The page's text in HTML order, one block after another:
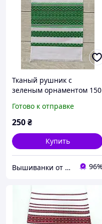
Тканый рушник с
зеленым орнаментом 150
Готово к отправке
250₴
Купить
Вышиванки от производителя «Волинські візерунки» 96%